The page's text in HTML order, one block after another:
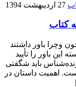
27 اردیبهشت 1394
کتاب
وچرا باور داشتند
باور را تأیید
باید شگفتى
اهمیت داستان در